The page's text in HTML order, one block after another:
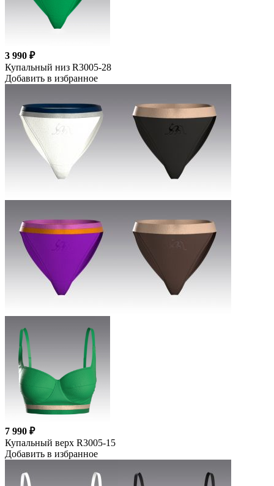
3 990 ₽
Купальный низ R3005-28
Добавить в избранное
7 990 ₽
Купальный верх R3005-15
Добавить в избранное